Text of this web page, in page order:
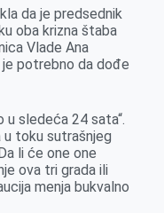
da je predsednik
oba krizna štaba
Vlade Ana
potrebno da dođe
u sledeća 24 sata“.
u toku sutrašnjeg
li će one one
ova tri grada ili
menja bukvalno